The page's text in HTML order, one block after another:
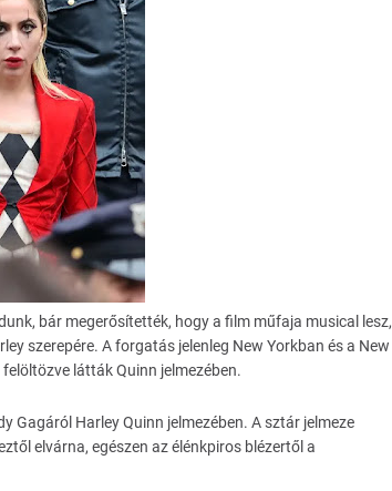
bár megerősítették, hogy a film műfaja musical lesz,
szerepére. A forgatás jelenleg New Yorkban és a New
látták Quinn jelmezében.
Harley Quinn jelmezében. A sztár jelmeze
elvárna, egészen az élénkpiros blézertől a